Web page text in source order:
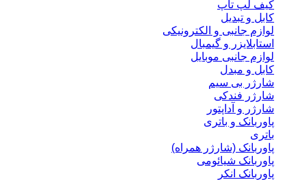
کیف لپ تاپ
کابل و تبدیل
لوازم جانبی و الکترونیکی
استابلایزر و گیمبال
لوازم جانبی موبایل
کابل و مبدل
شارژر بی سیم
شارژر فندکی
شارژر و آداپتور
پاوربانک و باتری
باتری
پاوربانک (شارژر همراه)
پاوربانک شیائومی
پاوربانک انکر